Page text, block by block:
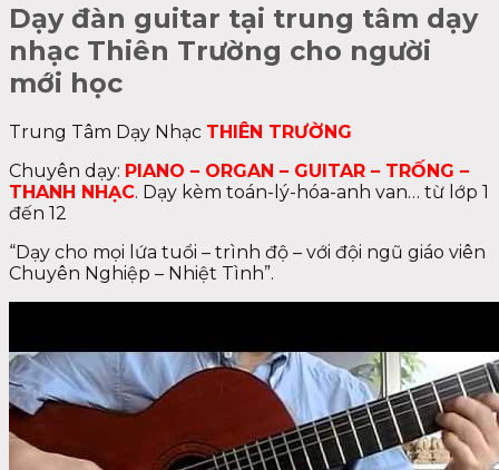
Dạy đàn guitar tại trung tâm dạy
nhạc Thiên Trường cho người
mới học
Trung Tâm Dạy Nhạc THIÊN TRƯỜNG
Chuyên dạy: PIANO – ORGAN – GUITAR – TRỐNG –
THANH NHẠC. Dạy kèm toán-lý-hóa-anh van… từ lớp 1
đến 12
“Dạy cho mọi lứa tuổi – trình độ – với đội ngũ giáo viên
Chuyên Nghiệp – Nhiệt Tình”.